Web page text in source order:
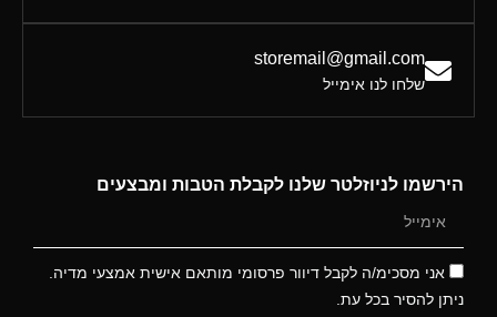
storemail@gmail.com
שלחו לנו אימייל
הירשמו לניוזלטר שלנו לקבלת הטבות ומבצעים
אני מסכימ/ה לקבל דיוור פרסומי מותאם אישית אמצעי מדיה.
ניתן להסיר בכל עת.